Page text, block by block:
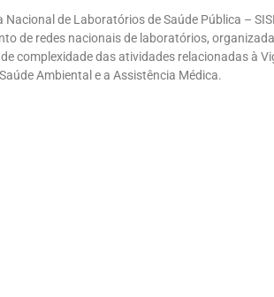
Nacional de Laboratórios de Saúde Pública –
de redes nacionais de laboratórios,
complexidade das atividades relacionadas à
Ambiental e a Assistência Médica.